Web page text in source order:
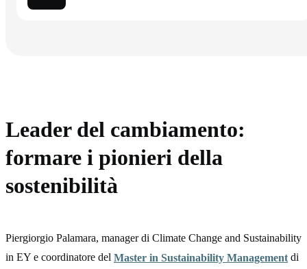
Leader del cambiamento:
formare i pionieri della
sostenibilità
Piergiorgio Palamara, manager di Climate Change and Sustainability
in EY e coordinatore del Master in Sustainability Management di